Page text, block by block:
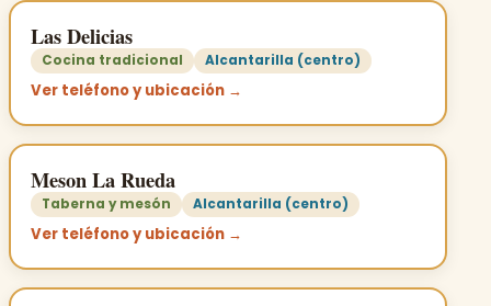
Las Delicias
Cocina tradicional Alcantarilla (centro)
Ver teléfono y ubicación →
Meson La Rueda
Taberna y mesón Alcantarilla (centro)
Ver teléfono y ubicación →